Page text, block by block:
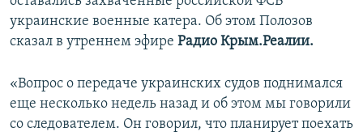
украинские военные катера. Об этом Полозов
сказал в утреннем эфире Радио Крым.Реалии.
«Вопрос о передаче украинских судов поднимался
еще несколько недель назад и об этом мы говорили
со следователем. Он говорил, что планирует поехать